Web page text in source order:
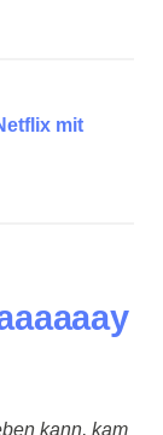
mit
kann, kam